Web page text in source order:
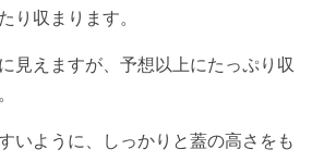
り収まります。
見えますが、予想以上にたっぷり収
いように、しっかりと蓋の高さをも